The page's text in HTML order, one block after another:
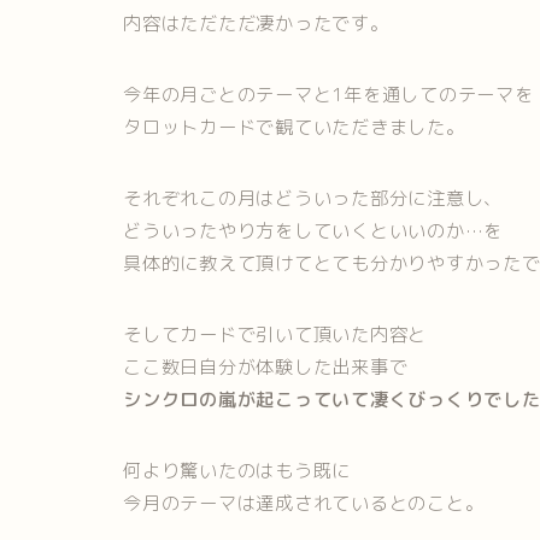
内容はただただ凄かったです。
今年の月ごとのテーマと1年を通してのテーマを
タロットカードで観ていただきました。
それぞれこの月はどういった部分に注意し、
どういったやり方をしていくといいのか…を
具体的に教えて頂けてとても分かりやすかったで
そしてカードで引いて頂いた内容と
ここ数日自分が体験した出来事で
シンクロの嵐が起こっていて凄くびっくりでした
何より驚いたのはもう既に
今月のテーマは達成されているとのこと。